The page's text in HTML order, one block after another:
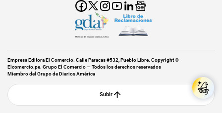
Miembro del Grupo de Diarios América
Empresa Editora El Comercio. Calle Paracas #532, Pueblo Libre. Copyright ©
Elcomercio.pe. Grupo El Comercio — Todos los derechos reservados
Miembro del Grupo de Diarios América
Subir